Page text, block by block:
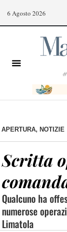
6 Agosto 2026
#
APERTURA, NOTIZIE
Scritta
Qualcuno ha
numerose
Limatola